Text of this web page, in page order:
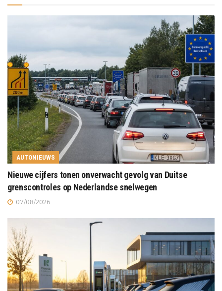
AUTONIEUWS
Nieuwe cijfers tonen onverwacht gevolg van Duitse
grenscontroles op Nederlandse snelwegen
07/08/2026